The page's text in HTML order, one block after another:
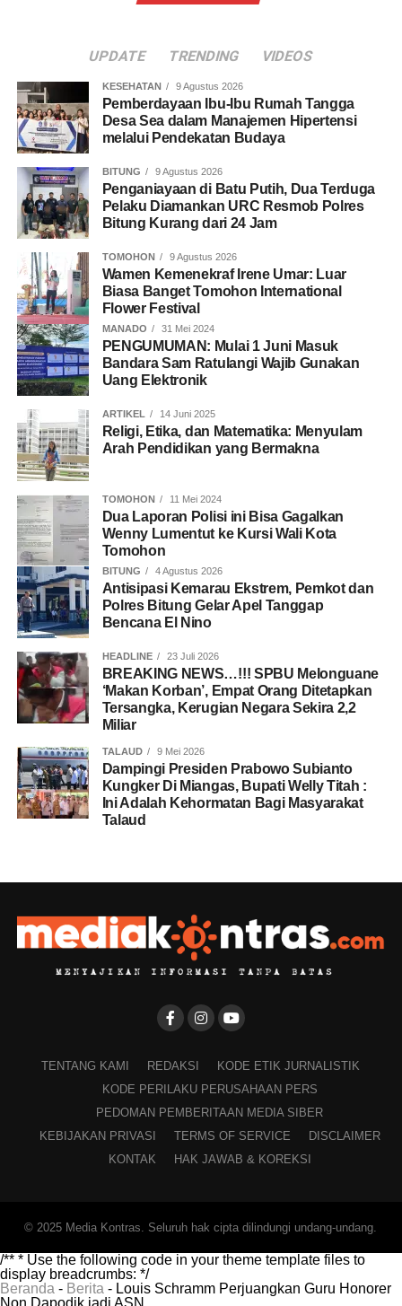
UPDATE TRENDING VIDEOS
KESEHATAN 9 Agustus 2026
Pemberdayaan Ibu-Ibu Rumah Tangga
Desa Sea dalam Manajemen Hipertensi
melalui Pendekatan Budaya
BITUNG 9 Agustus 2026
Penganiayaan di Batu Putih, Dua Terduga
Pelaku Diamankan URC Resmob Polres
Bitung Kurang dari 24 Jam
TOMOHON 9 Agustus 2026
Wamen Kemenekraf Irene Umar: Luar
Biasa Banget Tomohon International
Flower Festival
MANADO 31 Mei 2024
PENGUMUMAN: Mulai 1 Juni Masuk
Bandara Sam Ratulangi Wajib Gunakan
Uang Elektronik
ARTIKEL 14 Juni 2025
Religi, Etika, dan Matematika: Menyulam
Arah Pendidikan yang Bermakna
TOMOHON 11 Mei 2024
Dua Laporan Polisi ini Bisa Gagalkan
Wenny Lumentut ke Kursi Wali Kota
Tomohon
BITUNG 4 Agustus 2026
Antisipasi Kemarau Ekstrem, Pemkot dan
Polres Bitung Gelar Apel Tanggap
Bencana El Nino
HEADLINE 23 Juli 2026
BREAKING NEWS…!!! SPBU Melonguane
‘Makan Korban’, Empat Orang Ditetapkan
Tersangka, Kerugian Negara Sekira 2,2
Miliar
TALAUD 9 Mei 2026
Dampingi Presiden Prabowo Subianto
Kungker Di Miangas, Bupati Welly Titah :
Ini Adalah Kehormatan Bagi Masyarakat
Talaud
TENTANG KAMI REDAKSI
KODE ETIK JURNALISTIK
KODE PERILAKU PERUSAHAAN PERS
PEDOMAN PEMBERITAAN MEDIA SIBER
KEBIJAKAN PRIVASI
TERMS OF SERVICE
DISCLAIMER
KONTAK
HAK JAWAB & KOREKSI
© 2025 Media Kontras. Seluruh hak cipta dilindungi undang-undang.
/** * Use the following code in your theme template files to
display breadcrumbs: */
Beranda - Berita - Louis Schramm Perjuangkan Guru Honorer